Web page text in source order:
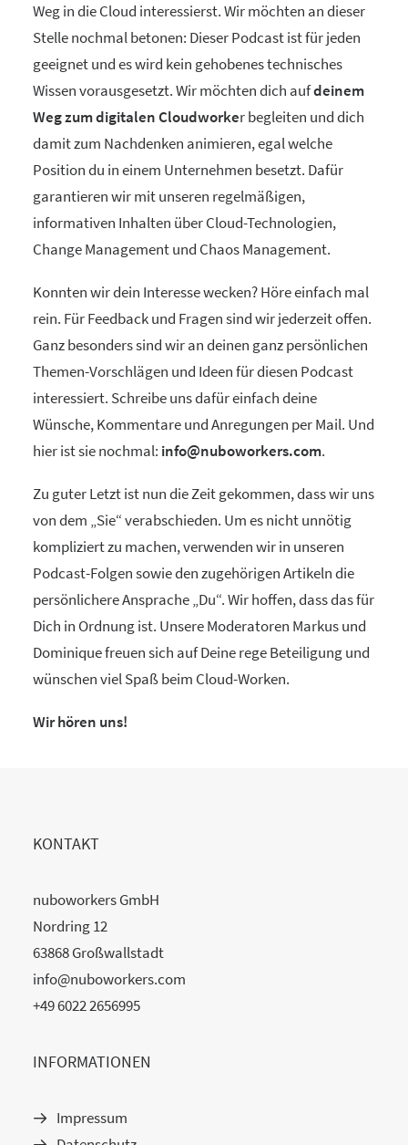
Weg in die Cloud interessierst. Wir möchten an dieser
Stelle nochmal betonen: Dieser Podcast ist für jeden
geeignet und es wird kein gehobenes technisches
Wissen vorausgesetzt. Wir möchten dich aufdeinem
Weg zum digitalen Cloudworker begleiten und dich
damit zum Nachdenken animieren, egal welche
Position du in einem Unternehmen besetzt. Dafür
garantieren wir mit unseren regelmäßigen,
informativen Inhalten über Cloud-Technologien,
Change Management und Chaos Management.
Konnten wir dein Interesse wecken? Höre einfach mal
rein. Für Feedback und Fragen sind wir jederzeit offen.
Ganz besonders sind wir an deinen ganz persönlichen
Themen-Vorschlägen und Ideen für diesen Podcast
interessiert. Schreibe uns dafür einfach deine
Wünsche, Kommentare und Anregungen per Mail. Und
hier ist sie nochmal: info@nuboworkers.com.
Zu guter Letzt ist nun die Zeit gekommen, dass wir uns
von dem „Sie“ verabschieden. Um es nicht unnötig
kompliziert zu machen, verwenden wir in unseren
Podcast-Folgen sowie den zugehörigen Artikeln die
persönlichere Ansprache „Du“. Wir hoffen, dass das für
Dich in Ordnung ist. Unsere Moderatoren Markus und
Dominique freuen sich auf Deine rege Beteiligung und
wünschen viel Spaß beim Cloud-Worken.
Wir hören uns!
KONTAKT
nuboworkers GmbH
Nordring 12
63868 Großwallstadt
info@nuboworkers.com
+49 6022 2656995
INFORMATIONEN
Impressum